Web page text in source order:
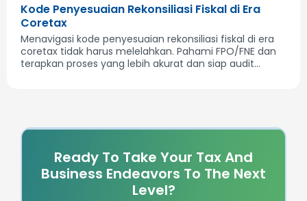
Kode Penyesuaian Rekonsiliasi Fiskal di Era
Coretax
Menavigasi kode penyesuaian rekonsiliasi fiskal di era
coretax tidak harus melelahkan. Pahami FPO/FNE dan
terapkan proses yang lebih akurat dan siap audit...
Ready To Take Your Tax And
Business Endeavors To The Next
Level?